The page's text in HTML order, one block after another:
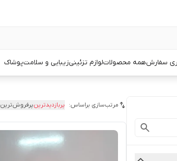
سفارشهمه محصولاتلوازم تزئینیزیبایی و سلامتپوشاک
مرتب‌سازی براساس: پربازدیدترینپرفروش‌ترین